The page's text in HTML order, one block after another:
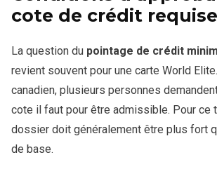
cote de crédit requise
La question du pointage de crédit
revient souvent pour une carte World
canadien, plusieurs personnes
cote il faut pour être admissible. Pour ce
dossier doit généralement être plus fort
de base.